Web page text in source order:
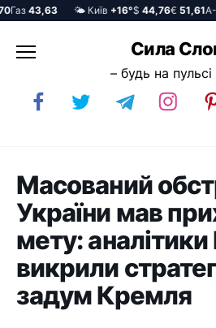
43,63 🌤️ Київ+16°$44,76€51,61А-95
до
Сила
– будь на пульсі
Масований
України мав
мету: аналітики
викрили
задум Кремля